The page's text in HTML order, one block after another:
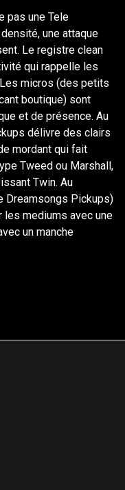
pas une Tele
une attaque
Le registre clean
qui rappelle les
micros (des petits
boutique) sont
et de présence. Au
délivre des clairs
mordant qui fait
Tweed ou Marshall,
Twin. Au
Dreamsongs Pickups)
mediums avec une
un manche